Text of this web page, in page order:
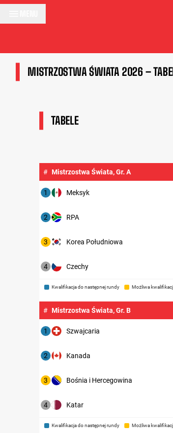
Przejdź do treści
MISTRZOSTWA ŚWIATA 2026 –
TABELE
# Mistrzostwa Świata, Gr. A
1 Meksyk
2 RPA
3 Korea Południowa
4 Czechy
Kwalifikacja do następnej rundy Możliwa
# Mistrzostwa Świata, Gr. B
1 Szwajcaria
2 Kanada
3 Bośnia i Hercegowina
4 Katar
Kwalifikacja do następnej rundy Możliwa